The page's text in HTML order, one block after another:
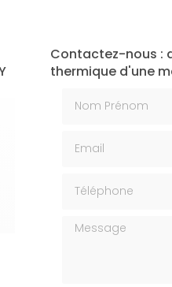
Contactez-nous :
thermique d'une
Message